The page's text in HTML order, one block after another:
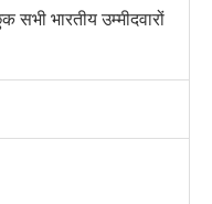
भारतीय उम्मीदवारों